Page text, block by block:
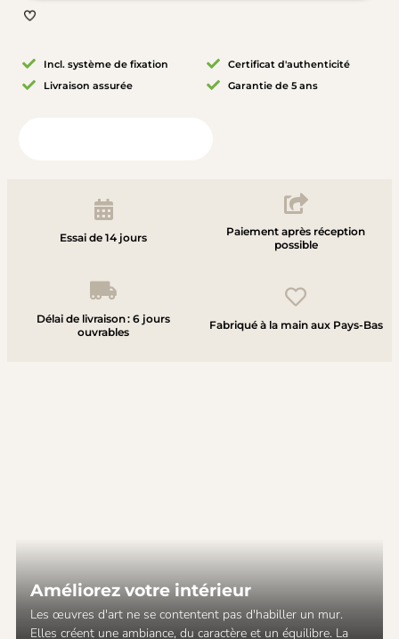
Incl. système de fixation
Livraison assurée
Certificat d'authenticité
Garantie de 5 ans
Essai de 14 jours
Paiement après réception
possible
Délai de livraison : 6 jours
ouvrables
Fabriqué à la main aux Pays-Bas
Améliorez votre intérieur
Les œuvres d'art ne se contentent pas d'habiller un mur.
Elles créent une ambiance, du caractère et un équilibre. La